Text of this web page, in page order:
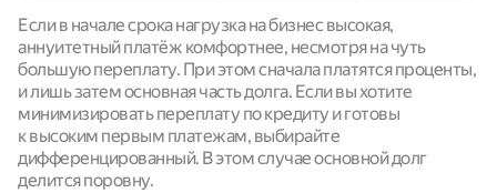
Если в начале срока нагрузка на бизнес высокая,
аннуитетный платёж комфортнее, несмотря на чуть
большую переплату. При этом сначала платятся проценты,
и лишь затем основная часть долга. Если вы хотите
минимизировать переплату по кредиту и готовы
к высоким первым платежам, выбирайте
дифференцированный. В этом случае основной долг
делится поровну.